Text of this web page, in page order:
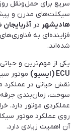
سریع برای حمل‌ونقل
سیکلت‌های مدرن و
هادیشهر در
فزاینده‌ای به
شده‌اند.
یکی از مهم‌ترین و
ECU (ایسیو)
موتور
نقش حیاتی در عملکرد
سوخت، زمان‌بندی
روی عملکرد موتور
آن اهمیت زیادی دارد.